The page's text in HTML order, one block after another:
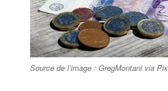
Source de l’image : GregMontani via